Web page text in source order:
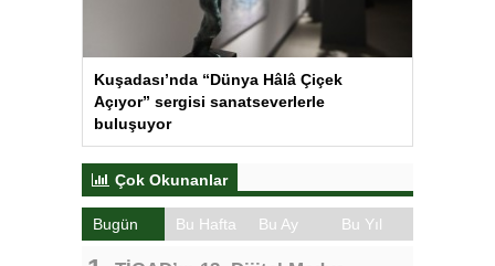
Kuşadası’nda “Dünya Hâlâ Çiçek
Açıyor” sergisi sanatseverlerle
buluşuyor
Çok Okunanlar
Bugün Bu Hafta Bu Ay Bu Yıl